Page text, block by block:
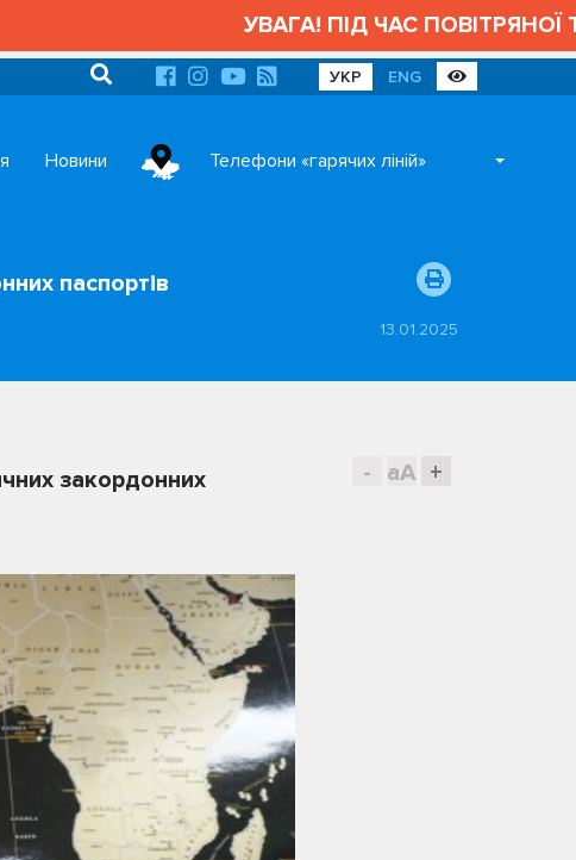
УВАГА! ПІД ЧАС ПОВІТРЯНОЇ
УКР ENG
Новини Телефони «гарячих ліній»
паспортів
13.01.2025
- aA +
закордонних